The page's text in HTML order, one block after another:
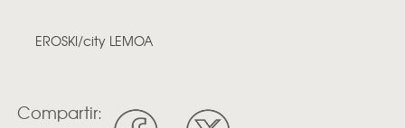
EROSKI/city LEMOA
Compartir: